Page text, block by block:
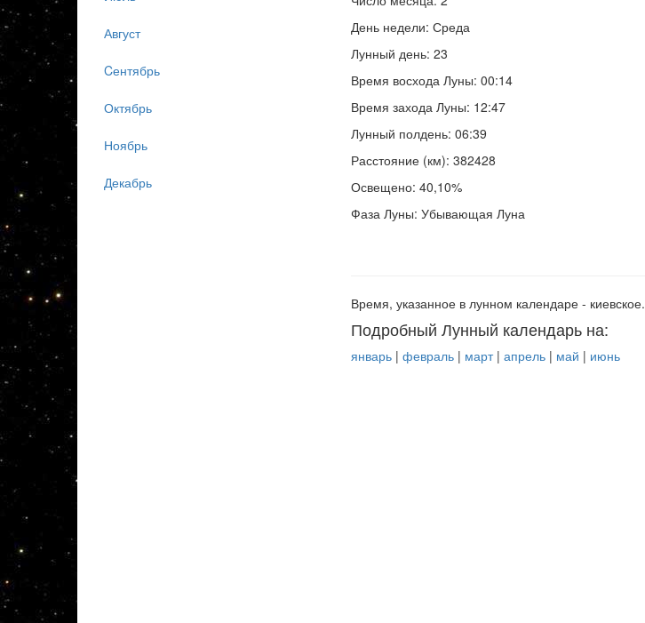
День недели: Среда
Лунный день: 23
Время восхода Луны: 00:14
Время захода Луны: 12:47
Лунный полдень: 06:39
Расстояние (км): 382428
Освещено: 40,10%
Фаза Луны: Убывающая Луна
Время, указанное в лунном календаре - киевское.
Подробный Лунный календарь на:
январь| февраль| март| апрель| май | июнь
Август
Cентябрь
Октябрь
Ноябрь
Декабрь